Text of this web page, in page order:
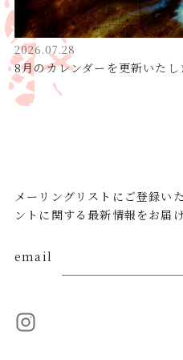
2026.07.28
8月のカレンダーを更新いたし
メーリングリストにご登録い
ントに関する最新情報をお届
email